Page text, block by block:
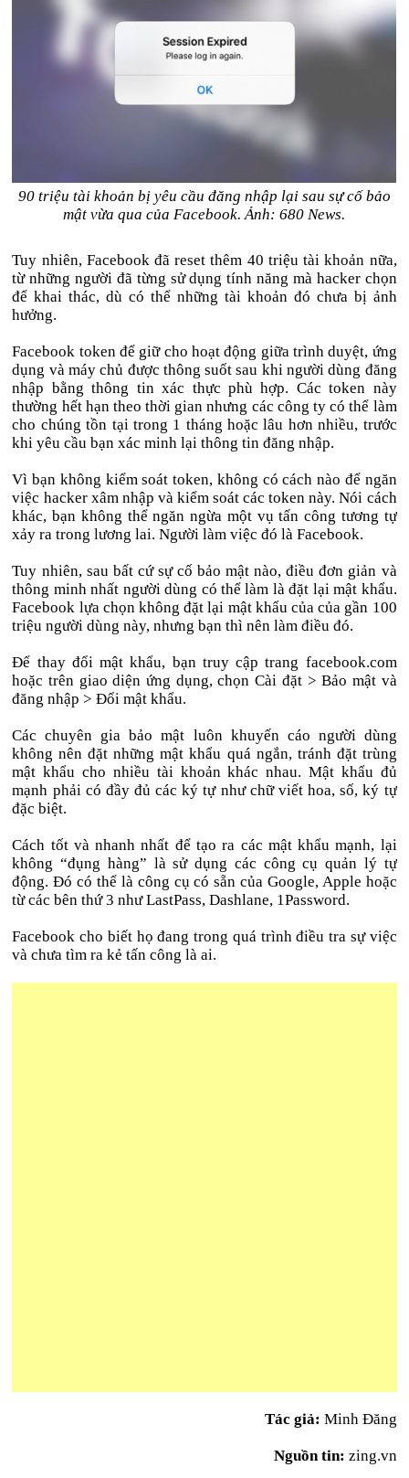
90 triệu tài khoản bị yêu cầu đăng nhập lại sau sự cố bảo
mật vừa qua của Facebook. Ảnh: 680 News.
Tuy nhiên, Facebook đã reset thêm 40 triệu tài khoản nữa,
từ những người đã từng sử dụng tính năng mà hacker chọn
để khai thác, dù có thể những tài khoản đó chưa bị ảnh
hưởng.
Facebook token để giữ cho hoạt động giữa trình duyệt, ứng
dụng và máy chủ được thông suốt sau khi người dùng đăng
nhập bằng thông tin xác thực phù hợp. Các token này
thường hết hạn theo thời gian nhưng các công ty có thể làm
cho chúng tồn tại trong 1 tháng hoặc lâu hơn nhiều, trước
khi yêu cầu bạn xác minh lại thông tin đăng nhập.
Vì bạn không kiểm soát token, không có cách nào để ngăn
việc hacker xâm nhập và kiểm soát các token này. Nói cách
khác, bạn không thể ngăn ngừa một vụ tấn công tương tự
xảy ra trong lương lai. Người làm việc đó là Facebook.
Tuy nhiên, sau bất cứ sự cố bảo mật nào, điều đơn giản và
thông minh nhất người dùng có thể làm là đặt lại mật khẩu.
Facebook lựa chọn không đặt lại mật khẩu của của gần 100
triệu người dùng này, nhưng bạn thì nên làm điều đó.
Để thay đổi mật khẩu, bạn truy cập trang facebook.com
hoặc trên giao diện ứng dụng, chọn Cài đặt > Bảo mật và
đăng nhập > Đổi mật khẩu.
Các chuyên gia bảo mật luôn khuyến cáo người dùng
không nên đặt những mật khẩu quá ngắn, tránh đặt trùng
mật khẩu cho nhiều tài khoản khác nhau. Mật khẩu đủ
mạnh phải có đầy đủ các ký tự như chữ viết hoa, số, ký tự
đặc biệt.
Cách tốt và nhanh nhất để tạo ra các mật khẩu mạnh, lại
không “đụng hàng” là sử dụng các công cụ quản lý tự
động. Đó có thể là công cụ có sẵn của Google, Apple hoặc
từ các bên thứ 3 như LastPass, Dashlane, 1Password.
Facebook cho biết họ đang trong quá trình điều tra sự việc
và chưa tìm ra kẻ tấn công là ai.
Tác giả: Minh Đăng
Nguồn tin: zing.vn